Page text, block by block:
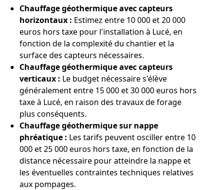
Chauffage géothermique avec capteurs
horizontaux : Estimez entre 10 000 et 20 000
euros hors taxe pour l'installation à Lucé, en
fonction de la complexité du chantier et la
surface des capteurs nécessaires.
Chauffage géothermique avec capteurs
verticaux : Le budget nécessaire s'élève
généralement entre 15 000 et 30 000 euros hors
taxe à Lucé, en raison des travaux de forage
plus conséquents.
Chauffage géothermique sur nappe
phréatique : Les tarifs peuvent osciller entre 10
000 et 25 000 euros hors taxe, en fonction de la
distance nécessaire pour atteindre la nappe et
les éventuelles contraintes techniques relatives
aux pompages.